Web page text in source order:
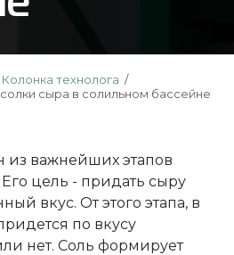
Колонка технолога
сыра в солильном бассейне
из важнейших этапов
цель - придать сыру
вкус. От этого этапа, в
по вкусу
нет. Соль формирует